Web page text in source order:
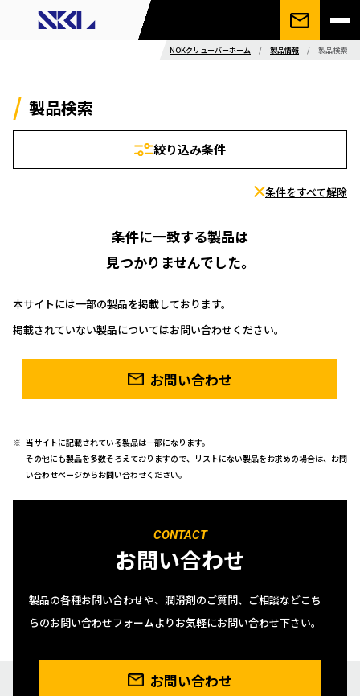
NOKクリューバーホーム / 製品情報 / 製品検索
製品検索
絞り込み条件
条件をすべて解除
条件に一致する製品は
見つかりませんでした。
本サイトには一部の製品を掲載しております。
掲載されていない製品についてはお問い合わせください。
お問い合わせ
当サイトに記載されている製品は一部になります。
その他にも製品を多数そろえておりますので、リストにない製品をお求めの場合は、お問
い合わせページからお問い合わせください。
CONTACT
お問い合わせ
製品の各種お問い合わせや、潤滑剤のご質問、ご相談などこち
らのお問い合わせフォームよりお気軽にお問い合わせ下さい。
お問い合わせ